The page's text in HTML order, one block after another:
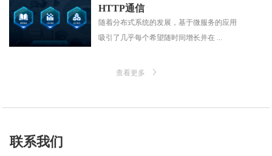
HTTP通信
随着分布式系统的发展，基于微服务的应用
吸引了几乎每个希望随时间增长并在 ...
查看更多
联系我们